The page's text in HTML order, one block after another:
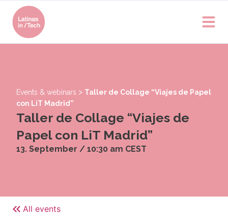
Events & webinars > Taller de Collage “Viajes de Papel
con LiT Madrid”
Taller de Collage “Viajes de
Papel con LiT Madrid”
13. September / 10:30 am CEST
All events